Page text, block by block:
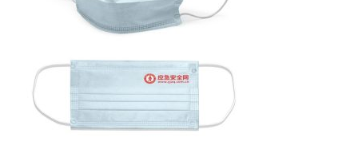
窗帘aijiads.taobao (1170)
2022-04-08
儿童模板aijiads.taobao (1409)-xiugai 2022-03-17
毛巾(7)_tn
2022-03-30